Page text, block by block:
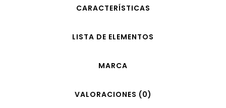
CARACTERÍSTICAS
LISTA DE ELEMENTOS
MARCA
VALORACIONES (0)